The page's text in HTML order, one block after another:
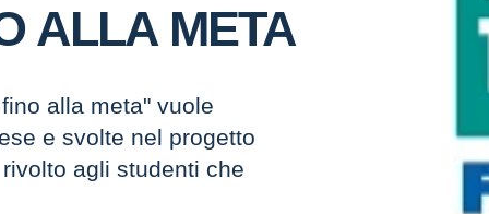
ALLA META
alla meta" vuole
e svolte nel progetto
agli studenti che